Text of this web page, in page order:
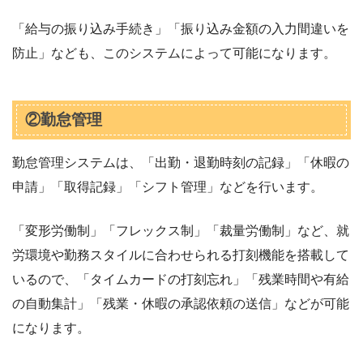
「給与の振り込み手続き」「振り込み金額の入力間違いを
防止」なども、このシステムによって可能になります。
②勤怠管理
勤怠管理システムは、「出勤・退勤時刻の記録」「休暇の
申請」「取得記録」「シフト管理」などを行います。
「変形労働制」「フレックス制」「裁量労働制」など、就
労環境や勤務スタイルに合わせられる打刻機能を搭載して
いるので、「タイムカードの打刻忘れ」「残業時間や有給
の自動集計」「残業・休暇の承認依頼の送信」などが可能
になります。